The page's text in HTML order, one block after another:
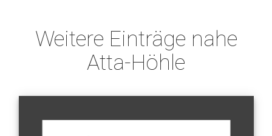
Weitere Einträge nahe
Atta-Höhle